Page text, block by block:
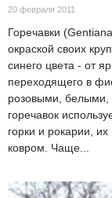
20 февраля 2011
Горечавки
окраской своих
синего цвета - от
переходящего в
розовыми, белыми,
горечавок
горки и рокарии,
ковром. Чаще...